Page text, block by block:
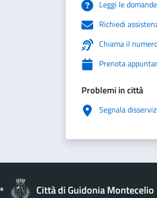
Leggi le
Richiedi
Chiama il
Prenota
Problemi in città
Segnala
Città di Guidonia Montecelio